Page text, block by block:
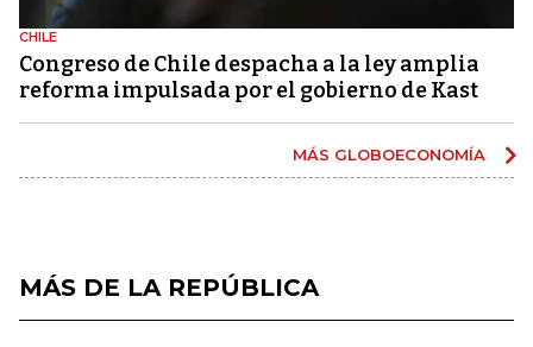
CHILE
Congreso de Chile despacha a la ley amplia
reforma impulsada por el gobierno de Kast
MÁS GLOBOECONOMÍA
MÁS DE LA REPÚBLICA